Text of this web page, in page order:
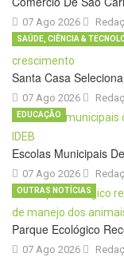
07 Ago 2026
Santa Casa
07 Ago 2026
SAÚDE, CIÊNCIA &
Escolas Municipais
07 Ago 2026
EDUCAÇÃO
Parque Ecológico
07 Ago 2026
OUTRAS NOTÍCIAS